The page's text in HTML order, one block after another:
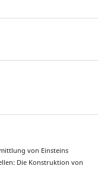
von Einsteins
Die Konstruktion von